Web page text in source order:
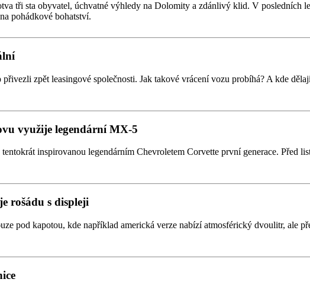
tři sta obyvatel, úchvatné výhledy na Dolomity a zdánlivý klid. V posledních
pohádkové bohatství.
zpět leasingové společnosti. Jak takové vrácení vozu probíhá? A kde
využije legendární MX-5
inspirovanou legendárním Chevroletem Corvette první generace. Před
rošádu s displeji
pod kapotou, kde například americká verze nabízí atmosférický dvoulitr, ale